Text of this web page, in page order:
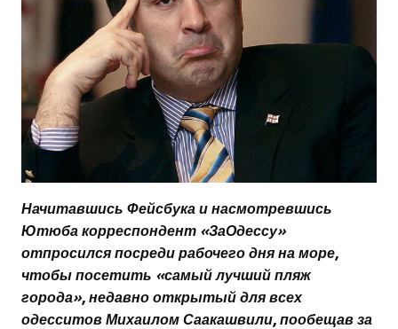
Начитавшись Фейсбука и насмотревшись
Ютюба корреспондент «ЗаОдессу»
отпросился посреди рабочего дня на море,
чтобы посетить «самый лучший пляж
города», недавно открытый для всех
одесситов Михаилом Саакашвили, пообещав за